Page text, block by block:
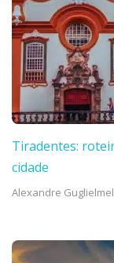
Tiradentes:
cidade
Alexandre